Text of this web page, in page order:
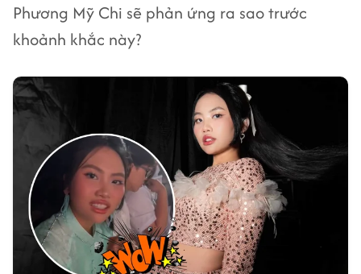
Phương Mỹ Chi sẽ phản ứng ra sao trước
khoảnh khắc này?